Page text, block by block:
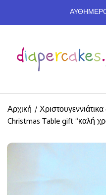
Αρχική
Christmas Table gift “καλή